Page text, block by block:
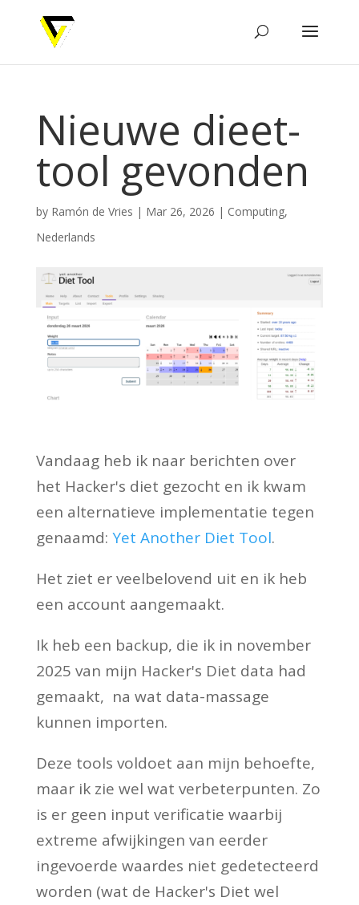
Nieuwe dieet-
tool gevonden
by Ramón de Vries | Mar 26, 2026 | Computing,
Nederlands
Vandaag heb ik naar berichten over
het Hacker's diet gezocht en ik kwam
een alternatieve implementatie tegen
genaamd: Yet Another Diet Tool.
Het ziet er veelbelovend uit en ik heb
een account aangemaakt.
Ik heb een backup, die ik in november
2025 van mijn Hacker's Diet data had
gemaakt, na wat data-massage
kunnen importen.
Deze tools voldoet aan mijn behoefte,
maar ik zie wel wat verbeterpunten. Zo
is er geen input verificatie waarbij
extreme afwijkingen van eerder
ingevoerde waardes niet gedetecteerd
worden (wat de Hacker's Diet wel